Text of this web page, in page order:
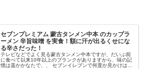
セブンプレミアム 蒙古タンメン中本 のカップラ
ーメン 辛旨味噌 を実食！額に汗が出るくせにな
る辛さだった！
テレビなどでよく見る蒙古タンメン中本ですが、だいぶ前
に食べて以来10年以上のブランクがありますから、味の記
憶は遥かかなたで、、 セブンイレブンで何度か見かけはし